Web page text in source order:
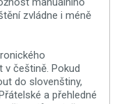
zvládne i méně
v češtině. Pokud
do slovenštiny,
a přehledné